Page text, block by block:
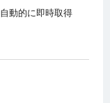
動的に即時取得